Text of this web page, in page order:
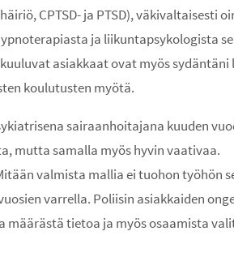
CPTSD- ja PTSD), väkivaltaisesti
ja liikuntapsykologista
asiakkaat ovat myös sydäntäni
koulutusten myötä.
sairaanhoitajana kuuden
mutta samalla myös hyvin vaativaa.
valmista mallia ei tuohon työhön
varrella. Poliisin asiakkaiden
tietoa ja myös osaamista